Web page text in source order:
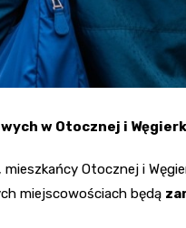
w Otocznej i
Otocznej i
miejscowościach będą